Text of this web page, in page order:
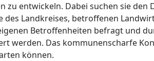
entwickeln. Dabei suchen sie den
Landkreises, betroffenen
Betroffenheiten befragt und
Das kommunenscharfe
können.